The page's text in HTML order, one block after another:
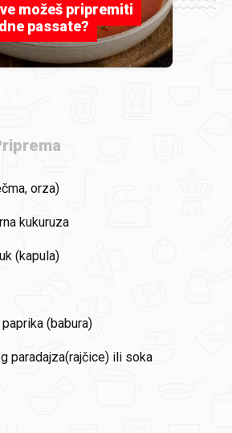
možeš pripremiti
passate?
orza)
kukuruza
(kapula)
(babura)
paradajza(rajčice) ili soka